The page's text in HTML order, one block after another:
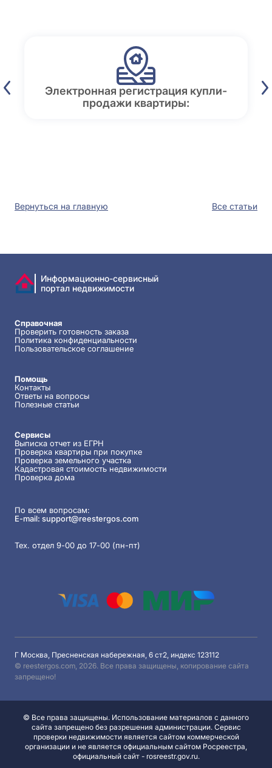
Электронная регистрация купли-
продажи квартиры:
Вернуться на главную Все статьи
Информационно-сервисный
портал недвижимости
Г Москва, Пресненская набережная, 6 ст2, индекс 123112
© reestergos.com, 2026. Все права защищены, копирование сайта
запрещено!
Справочная
Проверить готовность заказа
Политика конфиденциальности
Пользовательское соглашение
Помощь
Контакты
Ответы на вопросы
Полезные статьи
Сервисы
Выписка отчет из ЕГРН
Проверка квартиры при покупке
Проверка земельного участка
Кадастровая стоимость недвижимости
Проверка дома
По всем вопросам:
E-mail: support@reestergos.com
Тех. отдел 9-00 до 17-00 (пн-пт)
© Все права защищены. Использование материалов с данного
сайта запрещено без разрешения администрации. Сервис
проверки недвижимости является сайтом коммерческой
организации и не является официальным сайтом Росреестра,
официальный сайт - rosreestr.gov.ru.